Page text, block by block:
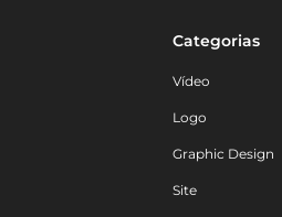
Categorias
Vídeo
Logo
Graphic Design
Site